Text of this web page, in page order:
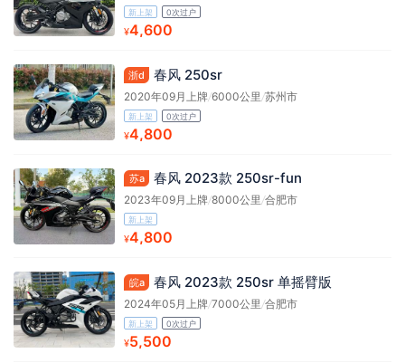
新上架 0次过户
¥4,600
浙d 春风 250sr
2020年09月上牌/6000公里 /苏州市
新上架 0次过户
¥4,800
苏a 春风 2023款 250sr-fun
2023年09月上牌/8000公里/合肥市
新上架
¥4,800
皖a 春风 2023款 250sr 单摇臂版
2024年05月上牌/7000公里/合肥市
新上架 0次过户
¥5,500